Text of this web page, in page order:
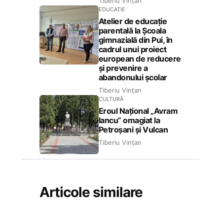
EDUCAȚIE
Atelier de educație
parentală la Școala
gimnazială din Pui, în
cadrul unui proiect
european de reducere
și prevenire a
abandonului școlar
Tiberiu Vințan
CULTURĂ
Eroul Național „Avram
Iancu” omagiat la
Petroșani și Vulcan
Tiberiu Vințan
Articole similare